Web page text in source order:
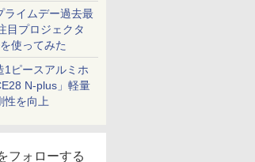
ライムデー過去最
目プロジェクタ
使ってみた
1ピースアルミホ
N-plus」軽量
性を向上
フォローする